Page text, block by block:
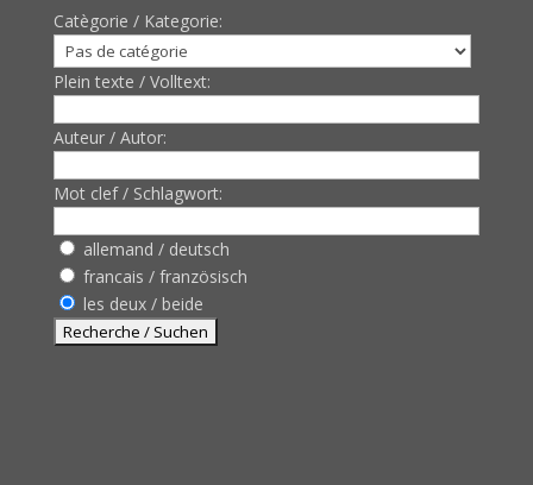
Catègorie / Kategorie:
Plein texte / Volltext:
Auteur / Autor:
Mot clef / Schlagwort:
allemand / deutsch
francais / französisch
les deux / beide